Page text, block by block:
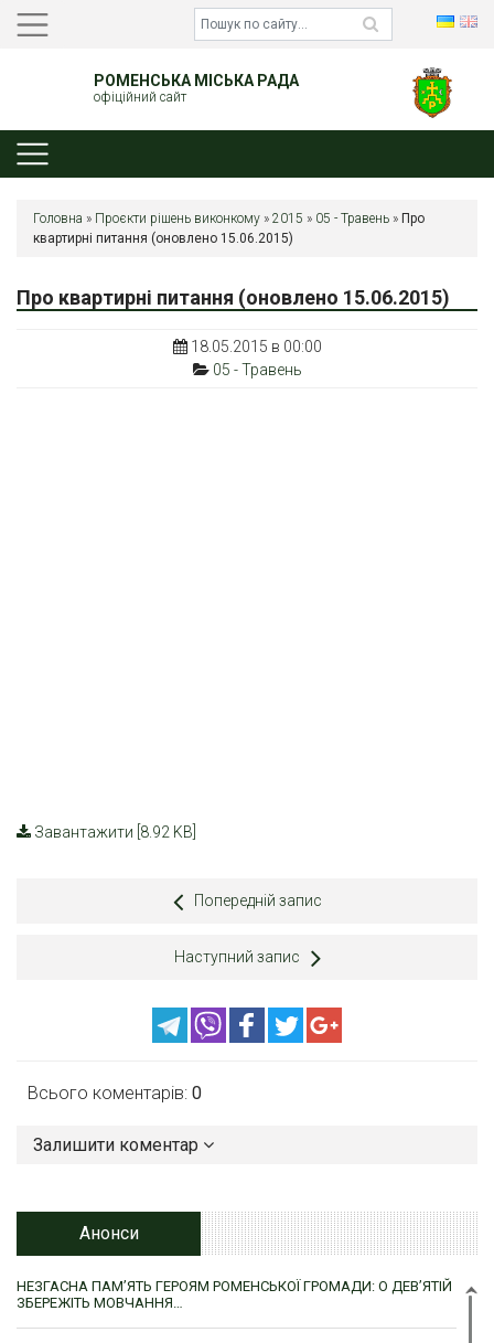
РОМЕНСЬКА МІСЬКА РАДА
офіційний сайт
Головна » Проєкти рішень виконкому » 2015 » 05 - Травень » Про
квартирні питання (оновлено 15.06.2015)
Про квартирні питання (оновлено 15.06.2015)
18.05.2015 в 00:00
05 - Травень
Завантажити [8.92 KB]
Попередній запис
Наступний запис
Всього коментарів: 0
Залишити коментар
Анонси
НЕЗГАСНА ПАМ’ЯТЬ ГЕРОЯМ РОМЕНСЬКОЇ ГРОМАДИ: О ДЕВ’ЯТІЙ
ЗБЕРЕЖІТЬ МОВЧАННЯ…